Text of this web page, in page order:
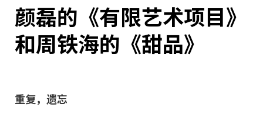
颜磊的《有限艺术项目》
和周铁海的《甜品》
重复，遗忘